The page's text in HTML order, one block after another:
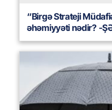
“Birgə Strateji
əhəmiyyəti nədir? -